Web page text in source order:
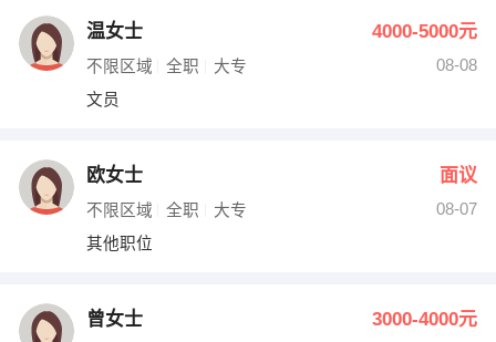
温女士 4000-5000元
不限区域 全职 大专
08-08
文员
欧女士 面议
不限区域 全职 大专
08-07
其他职位
曾女士 3000-4000元